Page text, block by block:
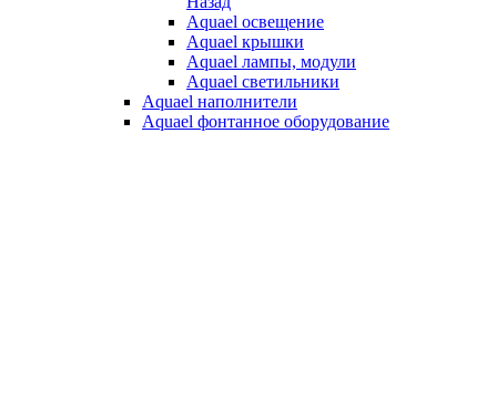
Aquael освещение
Aquael крышки
Aquael лампы, модули
Aquael светильники
Aquael наполнители
Aquael фонтанное оборудование